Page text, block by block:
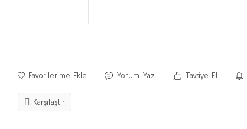
Yorum Yaz Tavsiye Et
Karşılaştır